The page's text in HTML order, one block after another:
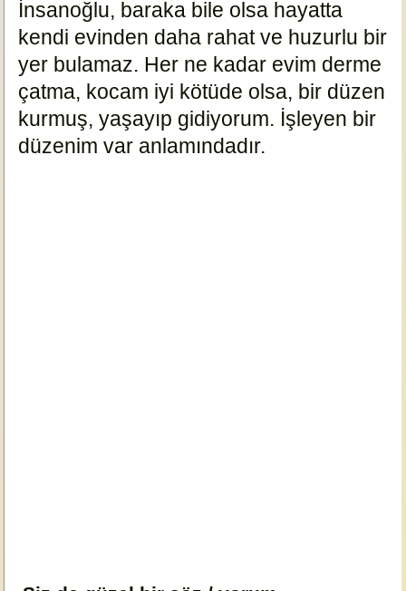
İnsanoğlu, baraka bile olsa hayatta
kendi evinden daha rahat ve huzurlu bir
yer bulamaz. Her ne kadar evim derme
çatma, kocam iyi kötüde olsa, bir düzen
kurmuş, yaşayıp gidiyorum. İşleyen bir
düzenim var anlamındadır.